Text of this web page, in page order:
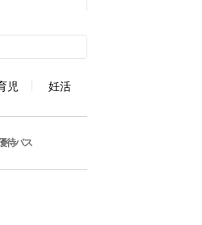
児 妊活
待パス